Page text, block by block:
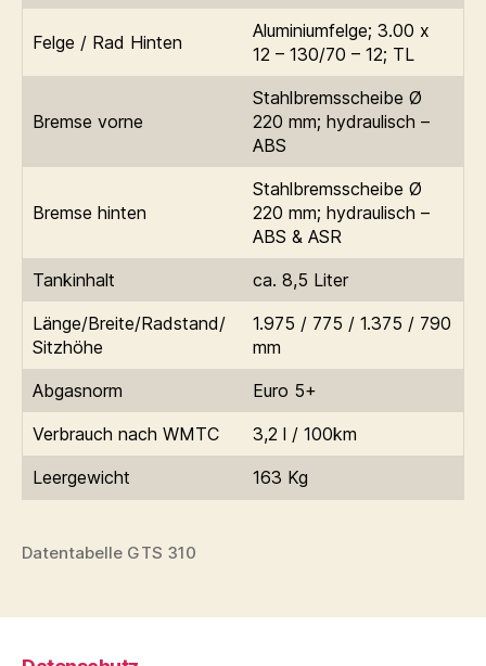
Felge / Rad Hinten
Aluminiumfelge; 3.00 x
12 – 130/70 – 12; TL
Bremse vorne
Stahlbremsscheibe Ø
220 mm; hydraulisch –
ABS
Bremse hinten
Stahlbremsscheibe Ø
220 mm; hydraulisch –
ABS & ASR
Tankinhalt
ca. 8,5 Liter
Länge/Breite/Radstand/
Sitzhöhe
1.975 / 775 / 1.375 / 790
mm
Abgasnorm
Euro 5+
Verbrauch nach WMTC
3,2 l / 100km
Leergewicht
163 Kg
Datentabelle GTS 310